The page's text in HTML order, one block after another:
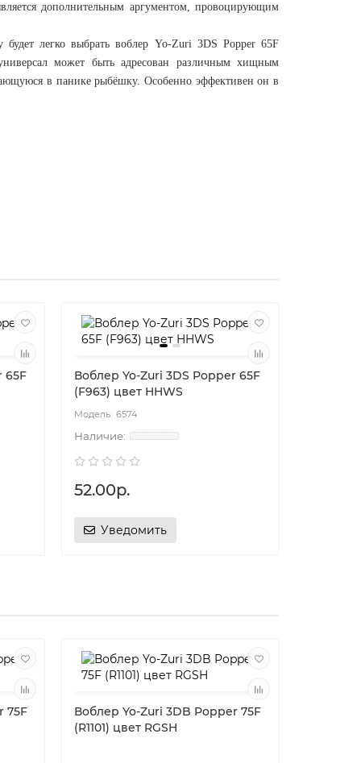
дополнительным аргументом, провоцирующим
легко выбрать воблер Yo-Zuri 3DS Popper 65F
может быть адресован различным хищным
в панике рыбёшку. Особенно эффективен он в
65F
Воблер Yo-Zuri 3DS Popper 65F
(F963) цвет HHWS
6574
52.00р.
Уведомить
75F
Воблер Yo-Zuri 3DB Popper 75F
(R1101) цвет RGSH